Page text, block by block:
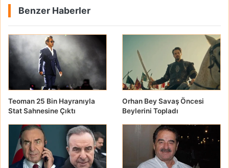
Benzer Haberler
Teoman 25 Bin Hayranıyla
Stat Sahnesine Çıktı
Orhan Bey Savaş Öncesi
Beylerini Topladı